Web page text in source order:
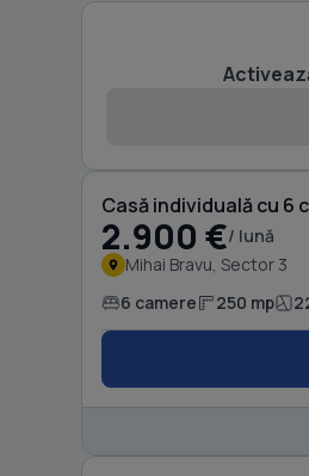
Casă individuală cu 6
2.900 €/ lună
Mihai Bravu, Sector 3
6 camere 250 mp